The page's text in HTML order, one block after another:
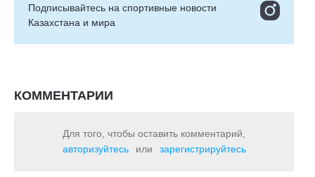
Подписывайтесь на cпортивные новости
Казахстана и мира
КОММЕНТАРИИ
Для того, чтобы оставить комментарий,
авторизуйтесь
или зарегистрируйтесь